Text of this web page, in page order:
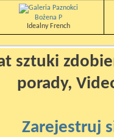
Bożena P
Idealny French
sztuki
porady,
Zarejestruj